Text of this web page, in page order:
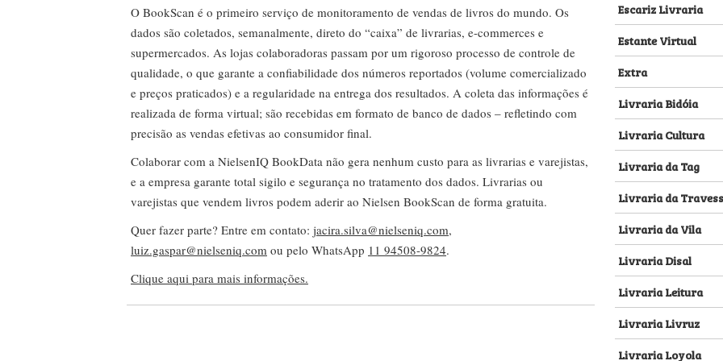
O BookScan é o primeiro serviço de monitoramento de vendas de livros do mundo. Os
dados são coletados, semanalmente, direto do “caixa” de livrarias, e-commerces e
supermercados. As lojas colaboradoras passam por um rigoroso processo de controle de
qualidade, o que garante a confiabilidade dos números reportados (volume comercializado
e preços praticados) e a regularidade na entrega dos resultados. A coleta das informações é
realizada de forma virtual; são recebidas em formato de banco de dados – refletindo com
precisão as vendas efetivas ao consumidor final.
Colaborar com a NielsenIQ BookData não gera nenhum custo para as livrarias e varejistas,
e a empresa garante total sigilo e segurança no tratamento dos dados. Livrarias ou
varejistas que vendem livros podem aderir ao Nielsen BookScan de forma gratuita.
Quer fazer parte? Entre em contato: jacira.silva@nielseniq.com,
luiz.gaspar@nielseniq.com ou pelo WhatsApp 11 94508-9824.
Clique aqui para mais informações.
Escariz Livraria
Estante Virtual
Extra
Livraria Bidóia
Livraria Cultura
Livraria da Tag
Livraria da
Livraria da Vila
Livraria Disal
Livraria Leitura
Livraria Livruz
Livraria Loyola